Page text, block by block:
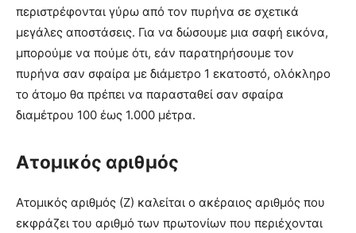
περιστρέφονται γύρω από τον πυρήνα σε σχετικά
μεγάλες αποστάσεις. Για να δώσουμε μια σαφή εικόνα,
μπορούμε να πούμε ότι, εάν παρατηρήσουμε τον
πυρήνα σαν σφαίρα με διάμετρο 1 εκατοστό, ολόκληρο
το άτομο θα πρέπει να παρασταθεί σαν σφαίρα
διαμέτρου 100 έως 1.000 μέτρα.
Ατομικός αριθμός
Ατομικός αριθμός (Ζ) καλείται ο ακέραιος αριθμός που
εκφράζει του αριθμό των πρωτονίων που περιέχονται